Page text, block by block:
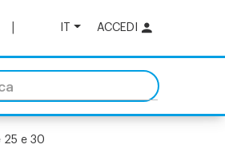
ACCEDI
25 e 30